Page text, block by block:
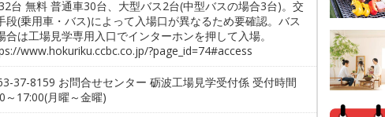
台 無料 普通車30台、大型バス2台(中型バスの場合3台)。交
段(乗用車・バス)によって入場口が異なるため要確認。バス
合は工場見学専用入口でインターホンを押して入場。
www.hokuriku.ccbc.co.jp/?page_id=74#access
37-8159 お問合せセンター 砺波工場見学受付係 受付時間
～17:00(月曜～金曜)